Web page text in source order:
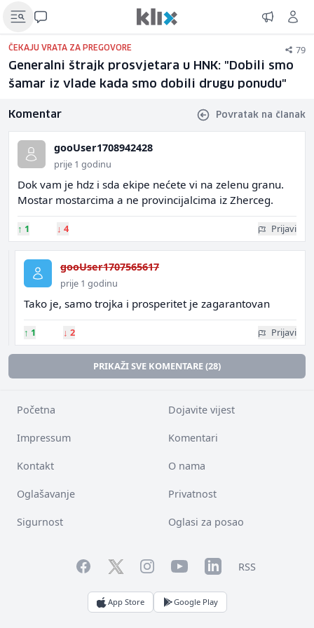
ČEKAJU VRATA ZA PREGOVORE 79
Generalni štrajk prosvjetara u HNK: "Dobili smo
šamar iz vlade kada smo dobili drugu ponudu"
Komentar Povratak na članak
gooUser1708942428
prije 1 godinu
Dok vam je hdz i sda ekipe nećete vi na zelenu granu.
Mostar mostarcima a ne provincijalcima iz Zherceg.
↑ 1 ↓ 4 Prijavi
gooUser1707565617
prije 1 godinu
Tako je, samo trojka i prosperitet je zagarantovan
↑ 1 ↓ 2 Prijavi
PRIKAŽI SVE KOMENTARE (28)
Početna Dojavite vijest
Impressum Komentari
Kontakt O nama
Oglašavanje Privatnost
Sigurnost Oglasi za posao
FacebookTwitterInstagramYouTubeLinkedInRSS
App Store Google Play